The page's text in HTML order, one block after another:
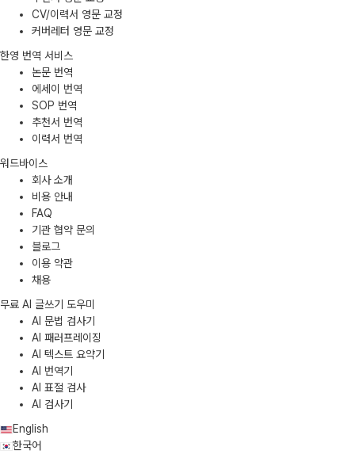
CV/이력서 영문 교정
커버레터 영문 교정
한영 번역 서비스
논문 번역
에세이 번역
SOP 번역
추천서 번역
이력서 번역
워드바이스
회사 소개
비용 안내
FAQ
기관 협약 문의
블로그
이용 약관
채용
무료 AI 글쓰기 도우미
AI 문법 검사기
AI 패러프레이징
AI 텍스트 요약기
AI 번역기
AI 표절 검사
AI 검사기
English
한국어